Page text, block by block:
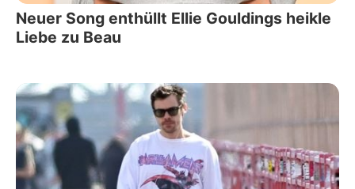
Neuer Song enthüllt Ellie Gouldings heikle
Liebe zu Beau